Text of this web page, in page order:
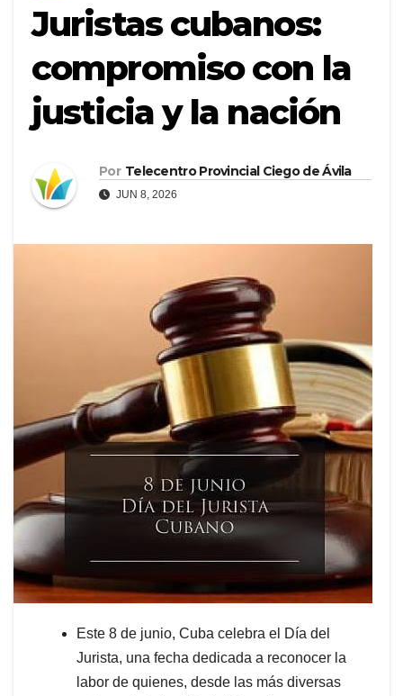
Juristas cubanos:
compromiso con la
justicia y la nación
Por Telecentro Provincial Ciego de Ávila
JUN 8, 2026
Este 8 de junio, Cuba celebra el Día del
Jurista, una fecha dedicada a reconocer la
labor de quienes, desde las más diversas